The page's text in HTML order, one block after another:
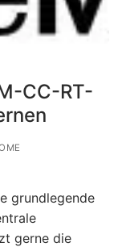
CC-RT-
grundlegende
gerne die